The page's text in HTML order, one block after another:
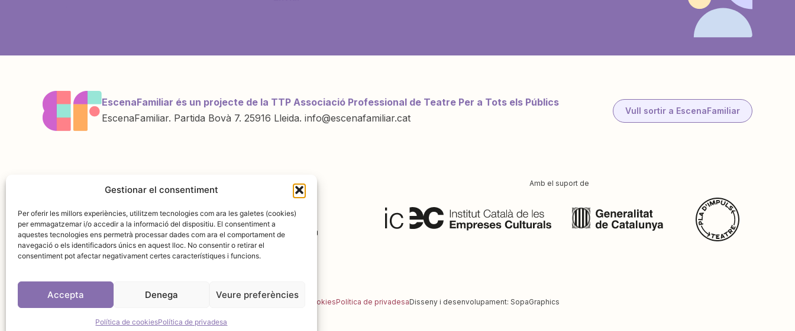
Gestionar el consentiment
Per oferir les millors experiències, utilitzem tecnologies com ara les galetes (cookies)
per emmagatzemar i/o accedir a la informació del dispositiu. El consentiment a
aquestes tecnologies ens permetrà processar dades com ara el comportament de
navegació o els identificadors únics en aquest lloc. No consentir o retirar el
consentiment pot afectar negativament certes característiques i funcions.
Accepta Denega Veure preferències
Política de cookiesPolítica de privadesa
EscenaFamiliar és un projecte de la TTP Associació Professional de Teatre Per a Tots els Públics
EscenaFamiliar. Partida Bovà 7. 25916 Lleida. info@escenafamiliar.cat
Vull sortir a EscenaFamiliar
Amb la col·laboració de: Amb el suport de
Avís legal Política de cookiesPolítica de privadesaDisseny i desenvolupament: SopaGraphics